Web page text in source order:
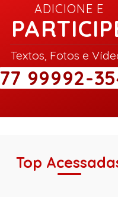
ADICIONE E
Textos, Fotos e
77 99992-
Top